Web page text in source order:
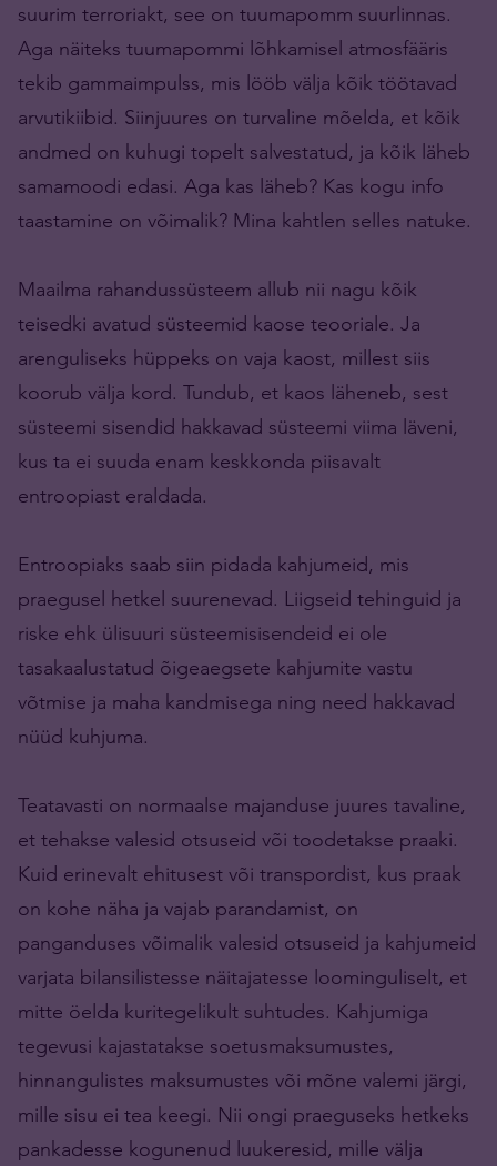
suurim terroriakt, see on tuumapomm suurlinnas.
Aga näiteks tuumapommi lõhkamisel atmosfääris
tekib gammaimpulss, mis lööb välja kõik töötavad
arvutikiibid. Siinjuures on turvaline mõelda, et kõik
andmed on kuhugi topelt salvestatud, ja kõik läheb
samamoodi edasi. Aga kas läheb? Kas kogu info
taastamine on võimalik? Mina kahtlen selles natuke.
Maailma rahandussüsteem allub nii nagu kõik
teisedki avatud süsteemid kaose teooriale. Ja
arenguliseks hüppeks on vaja kaost, millest siis
koorub välja kord. Tundub, et kaos läheneb, sest
süsteemi sisendid hakkavad süsteemi viima läveni,
kus ta ei suuda enam keskkonda piisavalt
entroopiast eraldada.
Entroopiaks saab siin pidada kahjumeid, mis
praegusel hetkel suurenevad. Liigseid tehinguid ja
riske ehk ülisuuri süsteemisisendeid ei ole
tasakaalustatud õigeaegsete kahjumite vastu
võtmise ja maha kandmisega ning need hakkavad
nüüd kuhjuma.
Teatavasti on normaalse majanduse juures tavaline,
et tehakse valesid otsuseid või toodetakse praaki.
Kuid erinevalt ehitusest või transpordist, kus praak
on kohe näha ja vajab parandamist, on
panganduses võimalik valesid otsuseid ja kahjumeid
varjata bilansilistesse näitajatesse loominguliselt, et
mitte öelda kuritegelikult suhtudes. Kahjumiga
tegevusi kajastatakse soetusmaksumustes,
hinnangulistes maksumustes või mõne valemi järgi,
mille sisu ei tea keegi. Nii ongi praeguseks hetkeks
pankadesse kogunenud luukeresid, mille välja